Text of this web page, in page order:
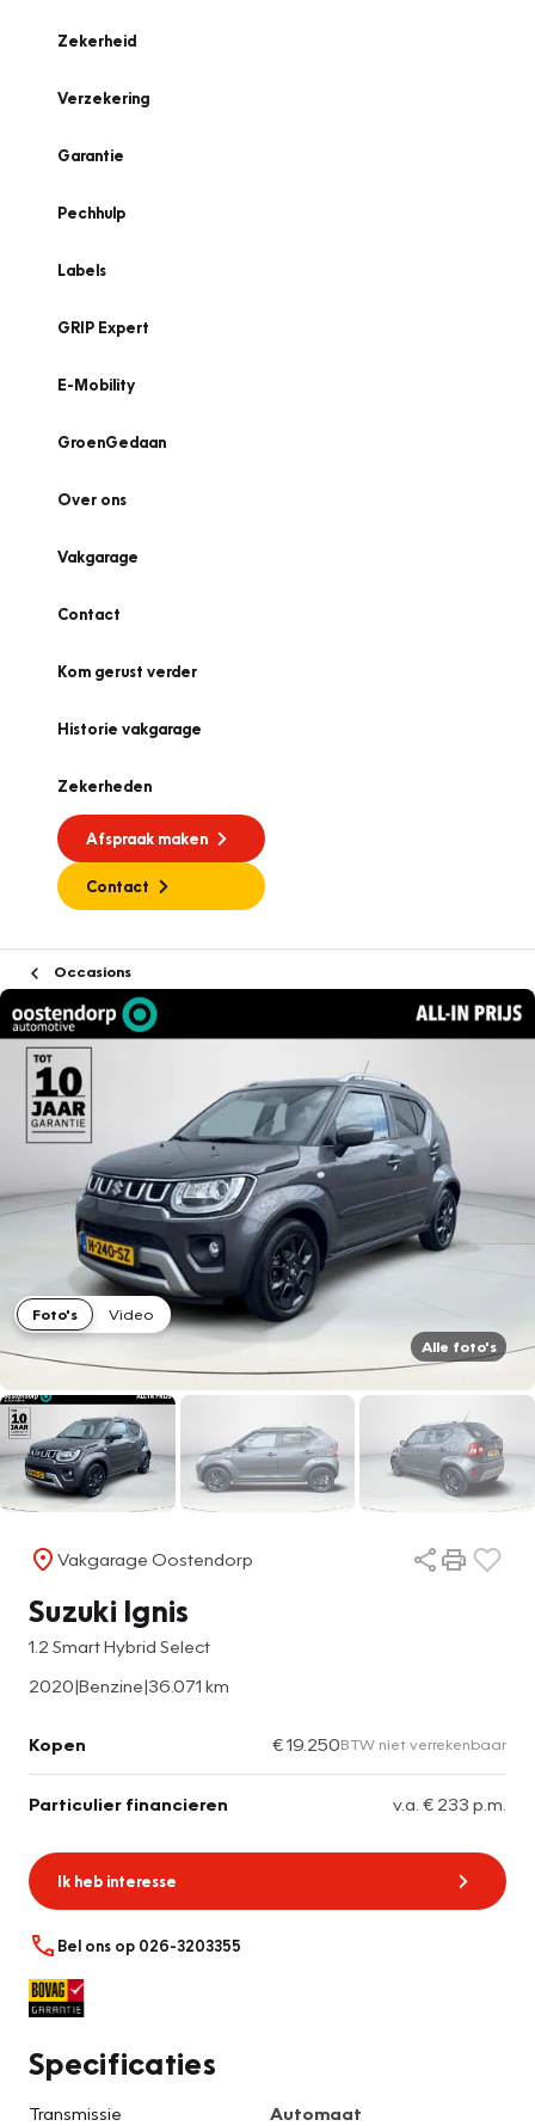
Zekerheid
Verzekering
Garantie
Pechhulp
Labels
GRIP Expert
E-Mobility
GroenGedaan
Over ons
Vakgarage
Contact
Kom gerust verder
Historie vakgarage
Zekerheden
Afspraak maken
Contact
Occasions
Foto's
Video
Alle foto's
Vakgarage Oostendorp
Suzuki Ignis
1.2 Smart Hybrid Select
2020|Benzine|36.071 km
Kopen € 19.250BTW niet verrekenbaar
Particulier financieren v.a. € 233 p.m.
Ik heb interesse
Bel ons op 026-3203355
Specificaties
Transmissie
Automaat